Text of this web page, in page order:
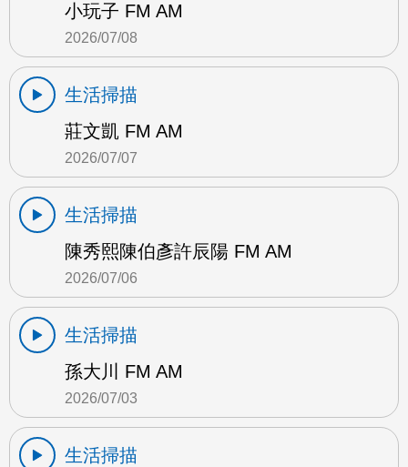
小玩子 FM AM
2026/07/08
生活掃描
莊文凱 FM AM
2026/07/07
生活掃描
陳秀熙陳伯彥許辰陽 FM AM
2026/07/06
生活掃描
孫大川 FM AM
2026/07/03
生活掃描